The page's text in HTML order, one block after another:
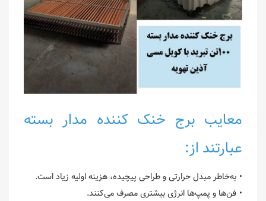
معایب برج خنک کننده مدار بسته
عبارتند از:
• به‌خاطر مبدل حرارتی و طراحی پیچیده، هزینه اولیه زیاد است.
• فن‌ها و پمپ‌ها انرژی بیشتری مصرف می‌کنند.